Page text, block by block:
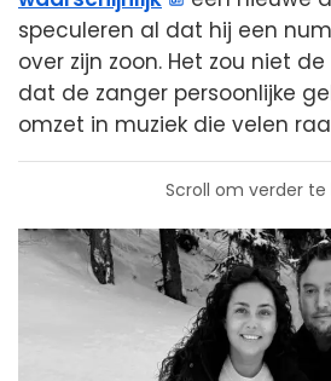
speculeren al dat hij een
over zijn zoon. Het zou niet
dat de zanger persoonlijke
omzet in muziek die velen
Scroll om verder te